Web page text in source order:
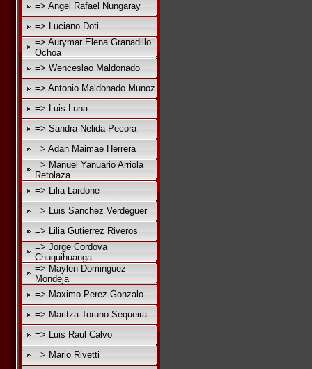
=> Angel Rafael Nungaray
=> Luciano Doti
=> Aurymar Elena Granadillo
Ochoa
=> Wenceslao Maldonado
=> Antonio Maldonado Munoz
=> Luis Luna
=> Sandra Nelida Pecora
=> Adan Maimae Herrera
=> Manuel Yanuario Arriola
Retolaza
=> Lilia Lardone
=> Luis Sanchez Verdeguer
=> Lilia Gutierrez Riveros
=> Jorge Cordova
Chuquihuanga
=> Maylen Dominguez
Mondeja
=> Maximo Perez Gonzalo
=> Maritza Toruno Sequeira
=> Luis Raul Calvo
=> Mario Rivetti